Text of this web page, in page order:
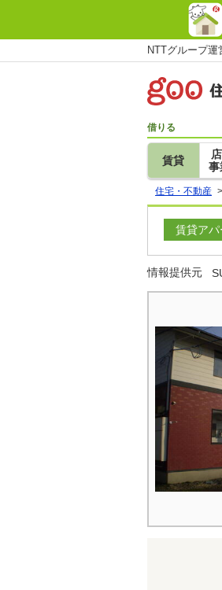
NTTグループ
借りる
賃貸
事
住宅・不動産 >
賃貸アパ
情報提供元